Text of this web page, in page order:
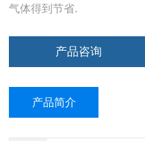
气体得到节省.
产品咨询
产品简介